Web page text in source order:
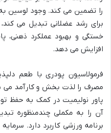
را تضمین می کند. وجود لوسین
برای رشد عضلانی تبدیل می
خستگی و بهبود عملکرد ذهنی،
افزایش می دهد.
فرمولاسیون پودری با طعم
پاور نولیمیت در کمک به حفظ
آن را به مکملی چندمنظوره
برنامه ورزشی کاربرد دارد.